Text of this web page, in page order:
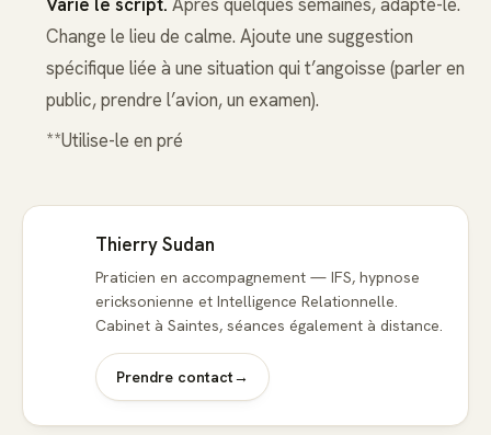
Change le lieu de calme. Ajoute une suggestion
spécifique liée à une situation qui t’angoisse (parler en
public, prendre l’avion, un examen).
**Utilise-le en pré
Thierry Sudan
Praticien en accompagnement — IFS, hypnose
ericksonienne et Intelligence Relationnelle.
Cabinet à Saintes, séances également à distance.
Prendre contact→